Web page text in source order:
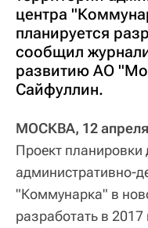
центра
планируется
сообщил
развитию АО
Сайфуллин.
МОСКВА, 12
Проект планировки
административно-
"Коммунарка" в
разработать в